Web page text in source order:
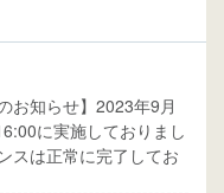
お知らせ】2023年9月
に実施しておりまし
スは正常に完了してお